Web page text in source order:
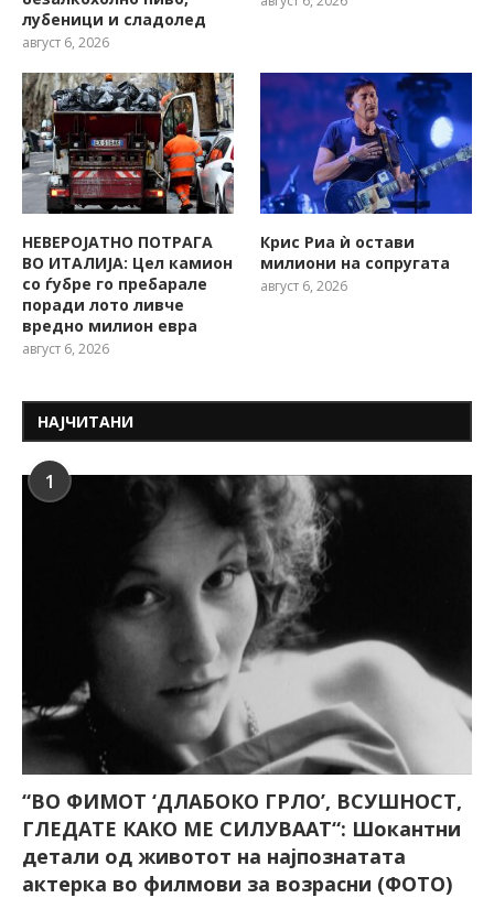
лубеници и сладолед
август 6, 2026
НЕВЕРОЈАТНО ПОТРАГА
ВО ИТАЛИЈА: Цел камион
со ѓубре го пребарале
поради лото ливче
вредно милион евра
август 6, 2026
Крис Риа ѝ остави
милиони на сопругата
август 6, 2026
НАЈЧИТАНИ
1
“ВО ФИМОТ ‘ДЛАБОКО ГРЛО’, ВСУШНОСТ,
ГЛЕДАТЕ КАКО МЕ СИЛУВААТ“: Шокантни
детали од животот на најпознатата
актерка во филмови за возрасни (ФОТО)